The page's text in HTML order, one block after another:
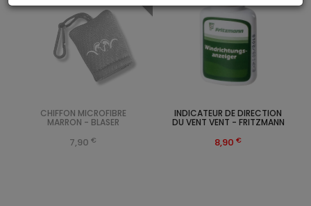
INDICATEUR DE DIRECTION
DU VENT VENT - FRITZMANN
8,90 €
CHIFFON MICROFIBRE
MARRON - BLASER
7,90 €